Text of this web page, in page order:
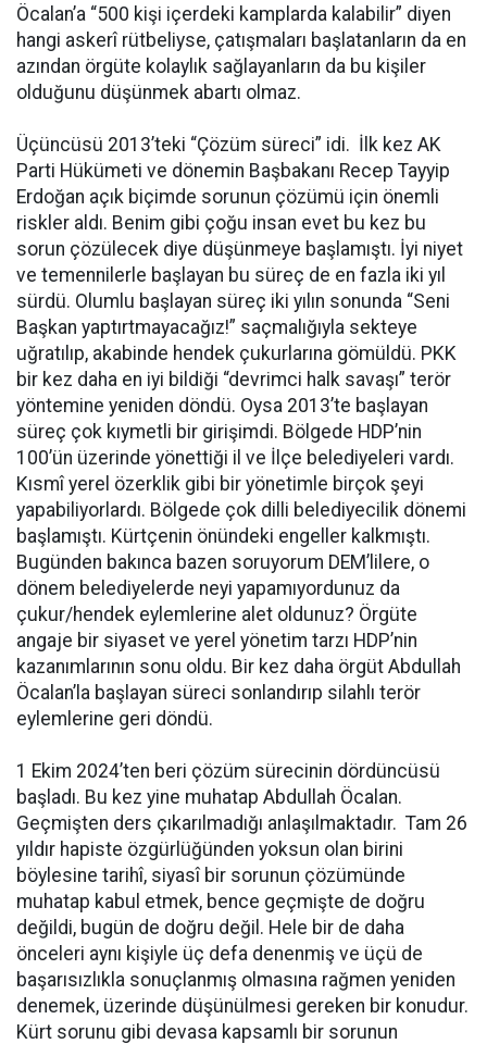
Öcalan’a “500 kişi içerdeki kamplarda kalabilir” diyen
hangi askerî rütbeliyse, çatışmaları başlatanların da en
azından örgüte kolaylık sağlayanların da bu kişiler
olduğunu düşünmek abartı olmaz.
Üçüncüsü 2013’teki “Çözüm süreci” idi. İlk kez AK
Parti Hükümeti ve dönemin Başbakanı Recep Tayyip
Erdoğan açık biçimde sorunun çözümü için önemli
riskler aldı. Benim gibi çoğu insan evet bu kez bu
sorun çözülecek diye düşünmeye başlamıştı. İyi niyet
ve temennilerle başlayan bu süreç de en fazla iki yıl
sürdü. Olumlu başlayan süreç iki yılın sonunda “Seni
Başkan yaptırtmayacağız!” saçmalığıyla sekteye
uğratılıp, akabinde hendek çukurlarına gömüldü. PKK
bir kez daha en iyi bildiği “devrimci halk savaşı” terör
yöntemine yeniden döndü. Oysa 2013’te başlayan
süreç çok kıymetli bir girişimdi. Bölgede HDP’nin
100’ün üzerinde yönettiği il ve İlçe belediyeleri vardı.
Kısmî yerel özerklik gibi bir yönetimle birçok şeyi
yapabiliyorlardı. Bölgede çok dilli belediyecilik dönemi
başlamıştı. Kürtçenin önündeki engeller kalkmıştı.
Bugünden bakınca bazen soruyorum DEM’lilere, o
dönem belediyelerde neyi yapamıyordunuz da
çukur/hendek eylemlerine alet oldunuz? Örgüte
angaje bir siyaset ve yerel yönetim tarzı HDP’nin
kazanımlarının sonu oldu. Bir kez daha örgüt Abdullah
Öcalan’la başlayan süreci sonlandırıp silahlı terör
eylemlerine geri döndü.
1 Ekim 2024’ten beri çözüm sürecinin dördüncüsü
başladı. Bu kez yine muhatap Abdullah Öcalan.
Geçmişten ders çıkarılmadığı anlaşılmaktadır. Tam 26
yıldır hapiste özgürlüğünden yoksun olan birini
böylesine tarihî, siyasî bir sorunun çözümünde
muhatap kabul etmek, bence geçmişte de doğru
değildi, bugün de doğru değil. Hele bir de daha
önceleri aynı kişiyle üç defa denenmiş ve üçü de
başarısızlıkla sonuçlanmış olmasına rağmen yeniden
denemek, üzerinde düşünülmesi gereken bir konudur.
Kürt sorunu gibi devasa kapsamlı bir sorunun